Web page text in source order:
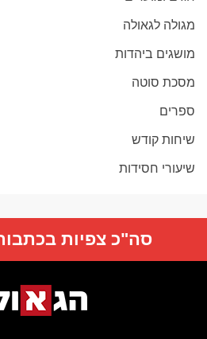
מגולה לגאולה
מושגים ביהדות
מסכת סוטה
ספרים
שיחות קודש
שיעורי חסידות
סה"כ צפיות